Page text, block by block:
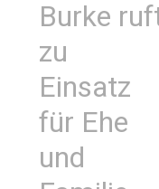
Burke
zu
Einsatz
für Ehe
und